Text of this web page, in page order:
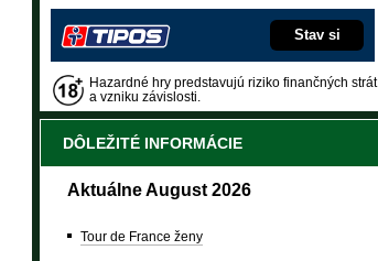
Stav si
Hazardné hry predstavujú riziko finančných strát
a vzniku závislosti.
DÔLEŽITÉ INFORMÁCIE
Aktuálne August 2026
Tour de France ženy